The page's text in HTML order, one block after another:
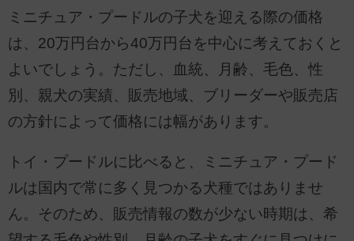
ミニチュア・プードルの子犬を迎える際の価格
は、20万円台から40万円台を中心に考えておくと
よいでしょう。ただし、血統、月齢、毛色、性
別、親犬の実績、販売地域、ブリーダーや販売店
の方針によって価格には幅があります。
トイ・プードルに比べると、ミニチュア・プード
ルは国内で常に多く見つかる犬種ではありませ
ん。そのため、販売情報の数が少ない時期は、希